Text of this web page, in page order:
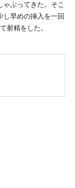
ぶってきた。そこ
し早めの挿入を一回
射精をした。